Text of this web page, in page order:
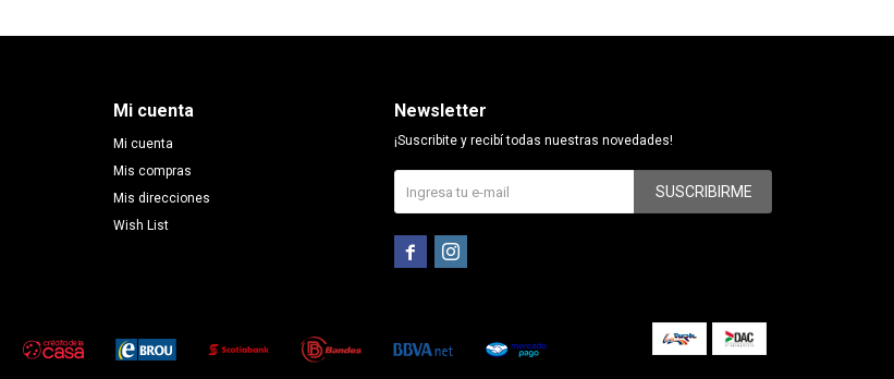
Mi cuenta
Mi cuenta
Mis compras
Mis direcciones
Wish List
Newsletter
¡Suscribite y recibí todas nuestras novedades!
SUSCRIBIRME
 